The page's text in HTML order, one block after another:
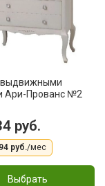
выдвижными
Ари-Прованс №2
руб.
руб./мес
Выбрать